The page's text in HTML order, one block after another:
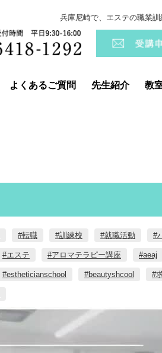
兵庫尼崎で、エステの職業
よくあるご質問 先生紹介 教
#転職 #訓練校 #就職活動 #
#エステ #アロマテラピー講座 #aeaj
#estheticianschool #beautyshcool #